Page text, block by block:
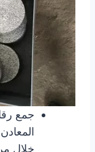
جمع
خلال